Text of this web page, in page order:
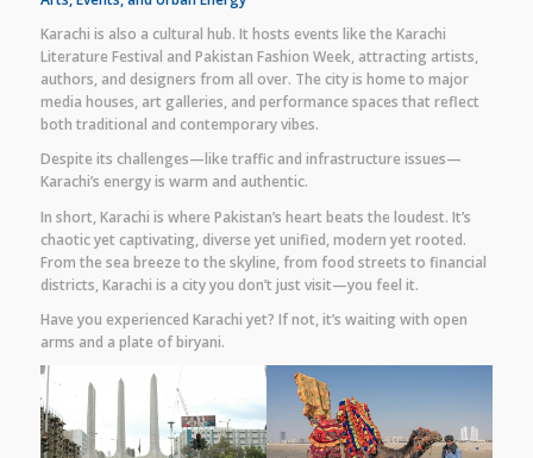
Karachi is also a cultural hub. It hosts events like the Karachi
Literature Festival and Pakistan Fashion Week, attracting artists,
authors, and designers from all over. The city is home to major
media houses, art galleries, and performance spaces that reflect
both traditional and contemporary vibes.
Despite its challenges—like traffic and infrastructure issues—
Karachi’s energy is warm and authentic.
In short, Karachi is where Pakistan’s heart beats the loudest. It’s
chaotic yet captivating, diverse yet unified, modern yet rooted.
From the sea breeze to the skyline, from food streets to financial
districts, Karachi is a city you don’t just visit—you feel it.
Have you experienced Karachi yet? If not, it’s waiting with open
arms and a plate of biryani.